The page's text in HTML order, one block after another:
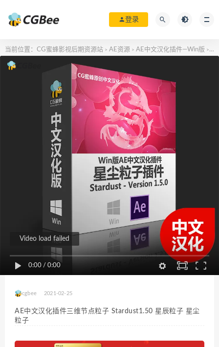
登录
当前位置： CG蜜蜂影视后期资源站 > AE资源 > AE中文汉化插件—Win版 >
0:00 / 0:00
Video load failed
cgbee 2021-02-25
AE中文汉化插件三维节点粒子 Stardust1.50 星辰粒子 星尘
粒子